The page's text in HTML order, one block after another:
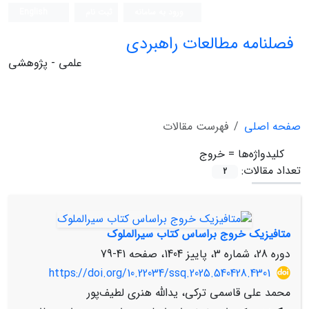
فصلنامه مطالعات راهبردی
علمی - پژوهشی
صفحه اصلی
فهرست مقالات
کلیدواژه‌ها = خروج
تعداد مقالات:
2
متافیزیک خروج براساس کتاب سیرالملوک
دوره 28، شماره 3، پاییز 1404، صفحه
41-79
https://doi.org/10.22034/ssq.2025.540428.4301
محمد علی قاسمی ترکی، یدالله هنری لطیف‌پور